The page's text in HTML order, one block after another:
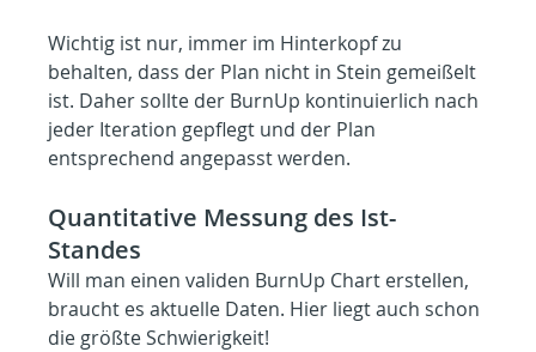
Wichtig ist nur, immer im Hinterkopf zu
behalten, dass der Plan nicht in Stein gemeißelt
ist. Daher sollte der BurnUp kontinuierlich nach
jeder Iteration gepflegt und der Plan
entsprechend angepasst werden.
Quantitative Messung des Ist-
Standes
Will man einen validen BurnUp Chart erstellen,
braucht es aktuelle Daten. Hier liegt auch schon
die größte Schwierigkeit!